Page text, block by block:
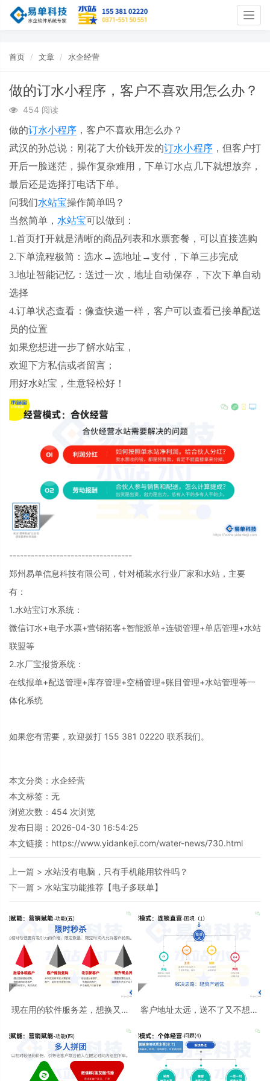
首页 文章 水企经营
做的订水小程序，客户不喜欢用怎么办？
454 阅读
做的订水小程序 ，客户不喜欢用怎么办？
武汉的孙总说：刚花了大价钱开发的订水小程序，但客户打
开后一脸迷茫，操作复杂难用，下单订水点几下就想放弃，
最后还是选择打电话下单。
问我们水站宝操作简单吗？
当然简单， 水站宝可以做到：
1.首页打开就是清晰的商品列表和水票套餐，可以直接选购
2.下单流程极简：选水→选地址→支付，下单三步完成
3.地址智能记忆：送过一次，地址自动保存，下次下单自动
选择
4.订单状态查看：像查快递一样，客户可以查看已接单配送
员的位置
如果您想进一步了解水站宝，
欢迎下方私信或者留言；
用好水站宝，生意轻松好！
----------------------------------
郑州易单信息科技有限公司，针对桶装水行业厂家和水站，主要
有：
1.水站宝订水系统：
微信订水+电子水票+营销拓客+智能派单+连锁管理+单店管理+水站
联盟等
2.水厂宝报货系统：
在线报单+配送管理+库存管理+空桶管理+账目管理+水站管理等一
体化系统
如果您有需要，欢迎拨打 155 381 02220 联系我们。
本文分类： 水企经营
本文标签：无
浏览次数： 454 次浏览
发布日期：2026-04-30 16:54:25
本文链接： https://www.yidankeji.com/water-news/730.html
上一篇 > 水站没有电脑，只有手机能用软件吗？
下一篇 > 水站宝功能推荐【电子多联单】
现在用的软件服务差，想换又怕
客户地址太远，送不了又不想丢